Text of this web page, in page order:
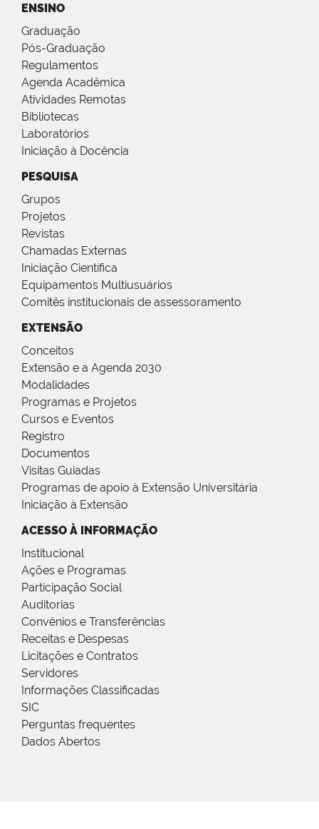
ENSINO
Graduação
Pós-Graduação
Regulamentos
Agenda Acadêmica
Atividades Remotas
Bibliotecas
Laboratórios
Iniciação à Docência
PESQUISA
Grupos
Projetos
Revistas
Chamadas Externas
Iniciação Científica
Equipamentos Multiusuários
Comitês institucionais de assessoramento
EXTENSÃO
Conceitos
Extensão e a Agenda 2030
Modalidades
Programas e Projetos
Cursos e Eventos
Registro
Documentos
Visitas Guiadas
Programas de apoio à Extensão Universitária
Iniciação à Extensão
ACESSO À INFORMAÇÃO
Institucional
Ações e Programas
Participação Social
Auditorias
Convênios e Transferências
Receitas e Despesas
Licitações e Contratos
Servidores
Informações Classificadas
SIC
Perguntas frequentes
Dados Abertos